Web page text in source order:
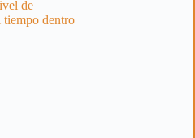
de
tiempo dentro